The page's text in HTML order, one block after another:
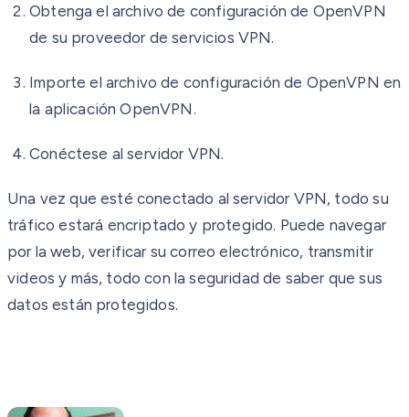
Obtenga el archivo de configuración de OpenVPN
de su proveedor de servicios VPN.
Importe el archivo de configuración de OpenVPN en
la aplicación OpenVPN.
Conéctese al servidor VPN.
Una vez que esté conectado al servidor VPN, todo su
tráfico estará encriptado y protegido. Puede navegar
por la web, verificar su correo electrónico, transmitir
videos y más, todo con la seguridad de saber que sus
datos están protegidos.